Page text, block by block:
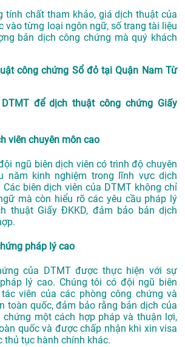
tính chất tham khảo, giá dịch thuật của
vào từng loại ngôn ngữ, số trang tài liệu
bản dịch công chứng mà quý khách
công chứng Sổ đỏ tại Quận Nam Từ
để dịch thuật công chứng Giấy
viên chuyên môn cao
ngũ biên dịch viên có trình độ chuyên
năm kinh nghiệm trong lĩnh vực dịch
biên dịch viên của DTMT không chỉ
mà còn hiểu rõ các yêu cầu pháp lý
thuật Giấy ĐKKD, đảm bảo bản dịch
pháp lý cao
của DTMT được thực hiện với sự
lý cao. Chúng tôi có đội ngũ biên
viên của các phòng công chứng và
toàn quốc, đảm bảo rằng bản dịch của
chứng một cách hợp pháp và thuận lợi,
quốc và được chấp nhận khi xin visa
thủ tục hành chính khác.